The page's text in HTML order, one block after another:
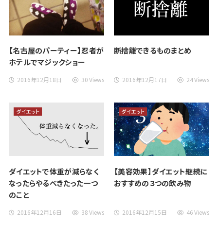
【名古屋のパーティー】忍者が
ホテルでマジックショー
2016年12月18日 30 Views
断捨離できるものまとめ
2016年12月17日 24 Views
ダイエットで体重が減らなく
なったらやるべきたった一つ
のこと
2016年12月16日
ダイエット
38 Views
【美容効果】ダイエット継続に
おすすめの３つの飲み物
2016年12月15日
ダイエット
46 Views